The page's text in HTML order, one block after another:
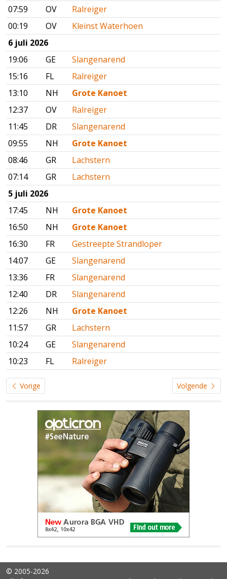
07:59
OV
Ralreiger
00:19
OV
Kleinst Waterhoen
6 juli 2026
19:06
GE
Slangenarend
15:16
FL
Ralreiger
13:10
NH
Grote Kanoet
12:37
OV
Ralreiger
11:45
DR
Slangenarend
09:55
NH
Grote Kanoet
08:46
GR
Lachstern
07:14
GR
Lachstern
5 juli 2026
17:45
NH
Grote Kanoet
16:50
NH
Grote Kanoet
16:30
FR
Gestreepte Strandloper
14:07
GE
Slangenarend
13:36
FR
Slangenarend
12:40
DR
Slangenarend
12:26
NH
Grote Kanoet
11:57
GR
Lachstern
10:24
GE
Slangenarend
10:23
FL Ralreiger
Vorige Volgende
© 2005-2026